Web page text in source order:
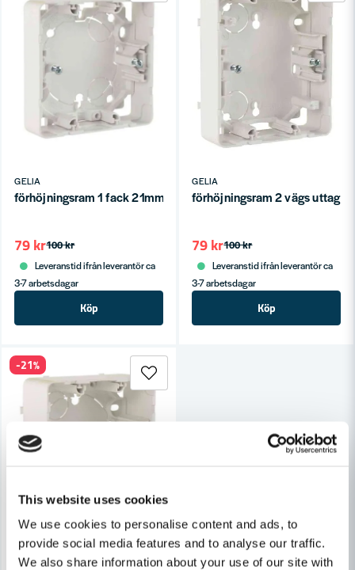
This website uses cookies
We use cookies to personalise content and ads, to
provide social media features and to analyse our traffic.
We also share information about your use of our site with
GELIA
förhöjningsram 1 fack 21mm exxact vit blister
100 kr
79 kr
Leveranstid ifrån leverantör ca
3-7 arbetsdagar
Köp
GELIA
förhöjningsram 2 vägs uttag
100 kr
79 kr
Leveranstid ifrån leverantör ca
3-7 arbetsdagar
Köp
GELIA
förhöjningsram 1 fack 35mm exxact vit blister
-21%